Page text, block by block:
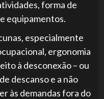
forma de
equipamentos.
especialmente
ergonomia
à desconexão – ou
descanso e a não
às demandas fora do